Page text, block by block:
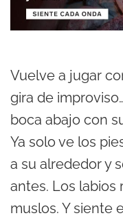
Vuelve a jugar
gira de
boca abajo con
Ya solo ve los
a su alrededor y
antes. Los labios
muslos. Y siente